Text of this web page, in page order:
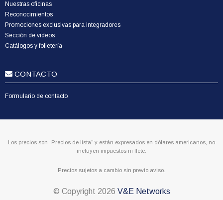
Nuestras oficinas
Reconocimientos
Promociones exclusivas para integradores
Sección de videos
Catálogos y folletería
CONTACTO
Formulario de contacto
Los precios son “Precios de lista” y están expresados en dólares americanos, no
incluyen impuestos ni flete.
Precios sujetos a cambio sin previo aviso.
© Copyright 2026 V&E Networks